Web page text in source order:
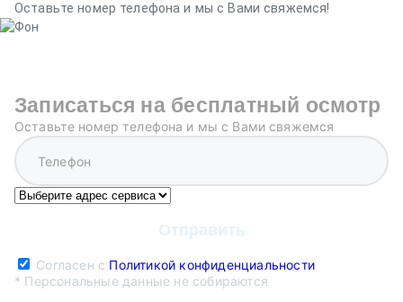
Оставьте номер телефона и мы с Вами свяжемся!
Записаться на бесплатный осмотр
Оставьте номер телефона и мы с Вами свяжемся
Согласен с Политикой конфиденциальности
* Персональные данные не собираются